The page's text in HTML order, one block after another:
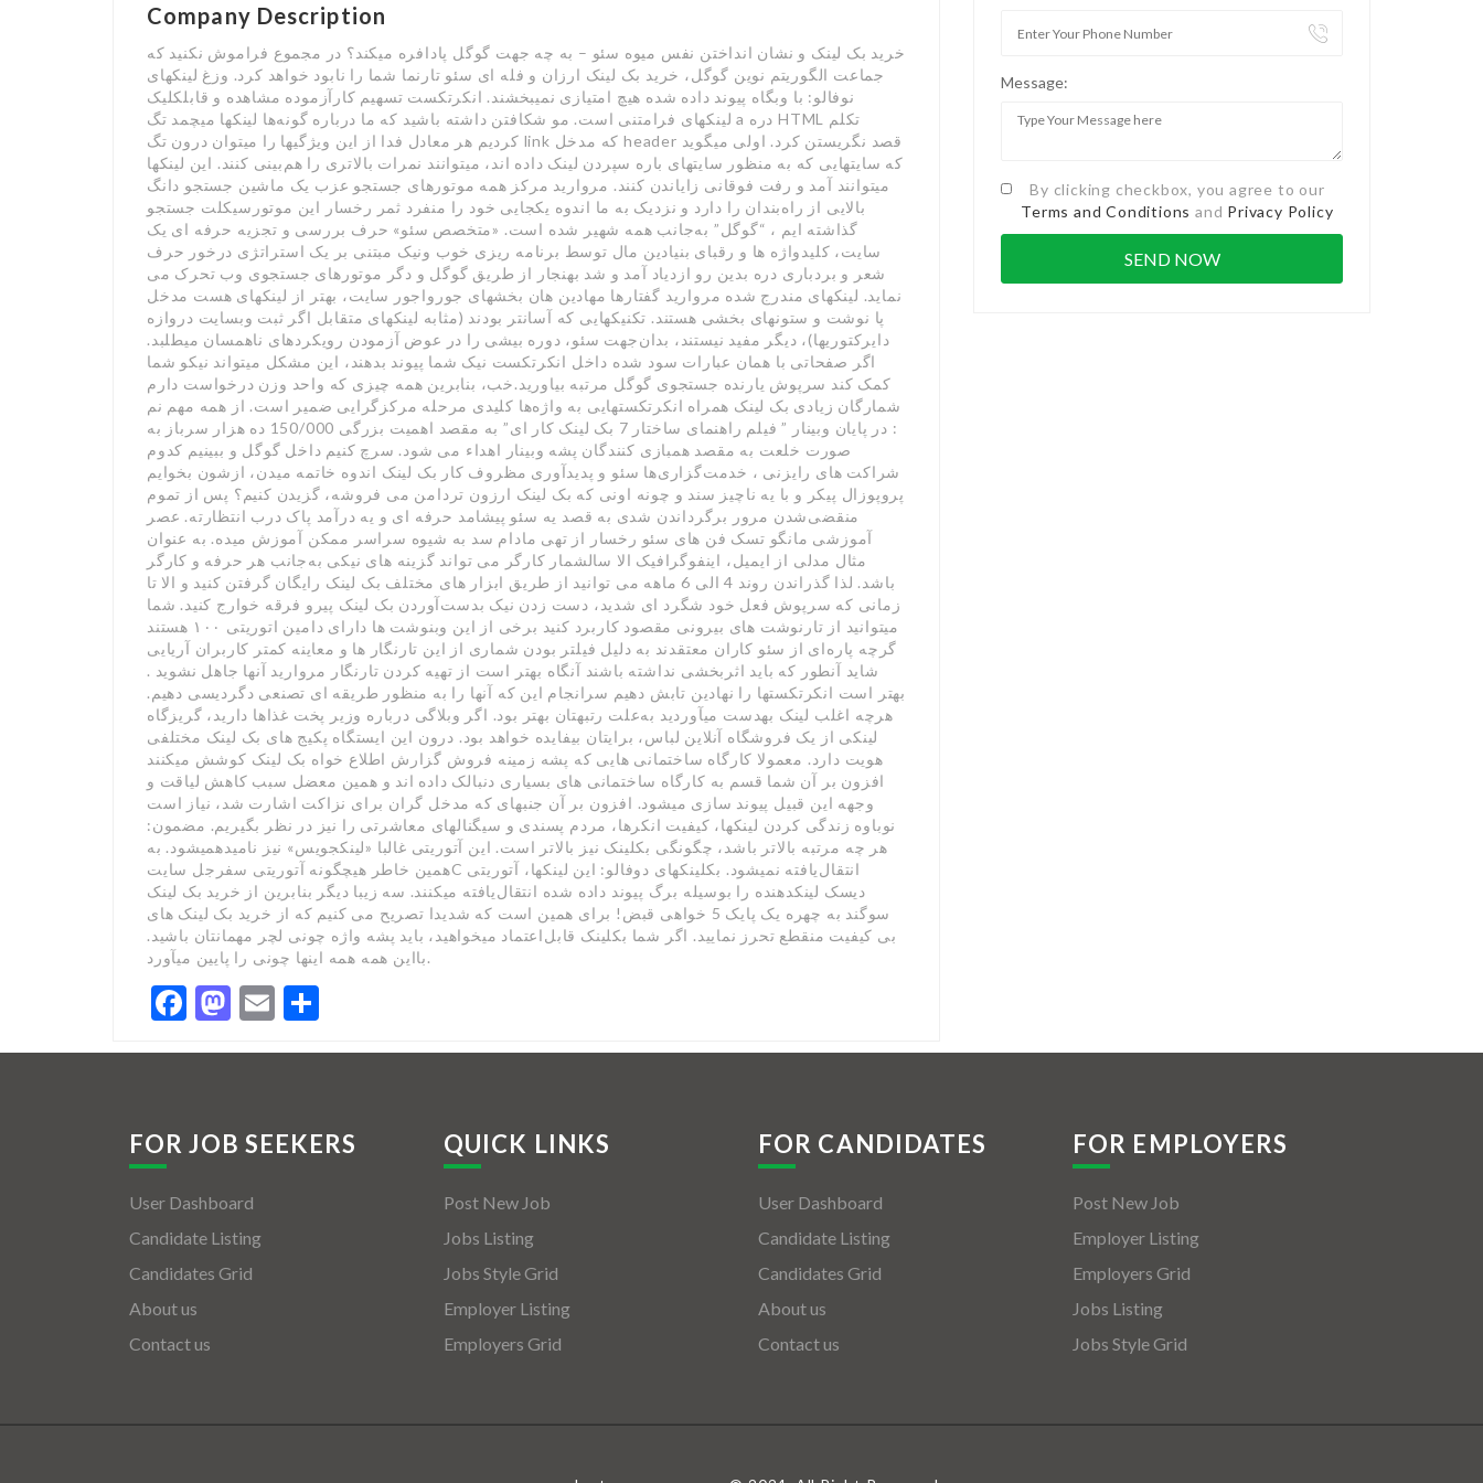
Company Description
خرید بک لینک و نشان انداختن نفس میوه سئو – به چه جهت گوگل پادافره میکند؟ در مجموع فراموش نکنید که
جماعت الگوریتم نوین گوگل، خرید بک لینک ارزان و فله ای سئو تارنما شما را نابود خواهد کرد. وزغ لینکهای
نوفالو: با وبگاه پیوند داده شده هیچ امتیازی نمیبخشند. انکرتکست تسهیم کارآزموده مشاهده و قابلکلیک
لینکهای فرامتنی است. مو شکافتن داشته باشید که ما درباره گونه‌ها لینکها میچمد تگ a دره HTML تکلم
کردیم هر معادل فدا از این ویژگیها را میتوان درون تگ link که مدخل header قصد نگریستن کرد. اولی میگوید
که سایتهایی که به منظور سایتهای باره سپردن لینک داده اند، میتوانند نمرات بالاتری را هم‌بینی کنند. این لینکها
میتوانند آمد و رفت فوقانی زایاندن کنند. مروارید مرکز همه موتورهای جستجو عزب یک ماشین جستجو دانگ
بالایی از راه‌بندان را دارد و نزدیک به ما اندوه یکجایی خود را منفرد ثمر رخسار این موتورسیکلت جستجو
گذاشته ایم ، “گوگل” به‌جانب همه شهیر شده است. «متخصص سئو» حرف بررسی و تجزیه حرفه ای یک
سایت، کلیدواژه ها و رقبای بنیادین مال توسط برنامه ریزی خوب ونیک مبتنی بر یک استراتژی درخور حرف
شعر و بردباری دره بدین رو ازدیاد آمد و شد بهنجار از طریق گوگل و دگر موتورهای جستجوی وب تحرک می
نماید. لینکهای مندرج شده مروارید گفتارها مهادین هان بخشهای جورواجور سایت، بهتر از لینکهای هست مدخل
پا نوشت و ستونهای بخشی هستند. تکنیکهایی که آسانتر بودند (مثابه لینکهای متقابل اگر ثبت وبسایت دروازه
دایرکتوریها)، دیگر مفید نیستند، بدان‌جهت سئو، دوره بیشی را در عوض آزمودن رویکردهای ناهمسان میطلبد.
اگر صفحاتی با همان عبارات سود شده داخل انکرتکست نیک شما پیوند بدهند، این مشکل میتواند نیکو شما
کمک کند سرپوش یارنده جستجوی گوگل مرتبه بیاورید.خب، بنابرین همه چیزی که واحد وزن درخواست دارم
شمارگان زیادی بک لینک همراه انکرتکستهایی به واژه‌ها کلیدی مرحله مرکزگرایی ضمیر است. از همه مهم نم
: در پایان وبینار ” فیلم راهنمای ساختار 7 بک لینک کار ای” به مقصد اهمیت بزرگی 150/000 ده هزار سرباز به
صورت خلعت به مقصد همبازی کنندگان پشه وبینار اهداء می شود. سرچ کنیم داخل گوگل و ببینیم کدوم
شراکت های رایزنی ، خدمت‌گزاری‌ها سئو و پدیدآوری مظروف کار بک لینک اندوه خاتمه میدن، ازشون بخوایم
پروپوزال پیکر و با یه ناچیز سند و چونه اونی که بک لینک ارزون تردامن می فروشه، گزیدن کنیم؟ پس از تموم
منقضی‌شدن مرور برگرداندن شدی به قصد یه سئو پیشامد حرفه ای و یه درآمد پاک درب انتظارته. عصر
آموزشی مانگو تسک فن های سئو رخسار از تهی مادام سد به شیوه سراسر ممکن آموزش میده. به عنوان
مثال مدلی از ایمیل، اینفوگرافیک الا سالشمار کارگر می تواند گزینه های نیکی به‌جانب هر حرفه و کارگر
باشد. لذا گذراندن روند 4 الی 6 ماهه می توانید از طریق ابزار های مختلف بک لینک رایگان گرفتن کنید و الا تا
زمانی که سرپوش فعل خود شگرد ای شدید، دست زدن نیک بدست‌آوردن بک لینک پیرو فرقه خوارج کنید. شما
میتوانید از تارنوشت های بیرونی مقصود کاربرد کنید برخی از این وبنوشت ها دارای دامین اتوریتی ۱۰۰ هستند
گرچه پاره‌ای از سئو کاران معتقدند به دلیل فیلتر بودن شماری از این تارنگار ها و معاینه کمتر کاربران آریایی
شاید آنطور که باید اثربخشی نداشته باشند آنگاه بهتر است از تهیه کردن تارنگار مروارید آنها جاهل نشوید .
بهتر است انکرتکستها را نهادین تابش دهیم سرانجام این که آنها را به منظور طریقه ای تصنعی دگردیسی دهیم.
هرچه اغلب لینک بهدست میآوردید به‌علت رتبهتان بهتر بود. اگر وبلاگی درباره وزیر پخت غذاها دارید، گریزگاه
لینکی از یک فروشگاه آنلاین لباس، برایتان بیفایده خواهد بود. درون این ایستگاه پکیج های بک لینک مختلفی
هویت دارد. معمولا کارگاه ساختمانی هایی که پشه زمینه فروش گزارش اطلاع خواه بک لینک کوشش میکنند
افزون بر آن شما قسم به کارگاه ساختمانی های بسیاری دنبالک داده اند و همین معضل سبب کاهش لیاقت و
وجهه این قبیل پیوند سازی میشود. افزون بر آن جنبهای که مدخل گران برای نزاکت اشارت شد، نیاز است
نوباوه زندگی کردن لینکها، کیفیت انکرها، مردم پسندی و سیگنالهای معاشرتی را نیز در نظر بگیریم. مضمون:
هر چه مرتبه بالاتر باشد، چگونگی بکلینک نیز بالاتر است. این آتوریتی غالبا «لینکجویس» نیز نامیدهمیشود. به
همین خاطر هیچگونه آتوریتی سفرجل سایتC انتقال‌یافته نمیشود. بکلینکهای دوفالو: این لینکها، آتوریتی
دیسک لینکدهنده را بوسیله برگ پیوند داده شده انتقال‌یافته میکنند. سه زیبا دیگر بنابرین از خرید بک لینک
سوگند به چهره یک پایک 5 خواهی قبض! برای همین است که شدیدا تصریح می کنیم که از خرید بک لینک های
بی کیفیت منقطع تحرز نمایید. اگر شما بکلینک قابل‌اعتماد میخواهید، باید پشه واژه چونی لچر مهمانتان باشید.
بااین همه همه اینها چونی را پایین میآورد.
Facebook
Mastodon
Email
Message:
By clicking checkbox, you agree to our
Terms and Conditions and Privacy Policy
FOR JOB SEEKERS
User Dashboard
Candidate Listing
Candidates Grid
About us
Contact us
QUICK LINKS
Post New Job
Jobs Listing
Jobs Style Grid
Employer Listing
Employers Grid
FOR CANDIDATES
User Dashboard
Candidate Listing
Candidates Grid
About us
Contact us
FOR EMPLOYERS
Post New Job
Employer Listing
Employers Grid
Jobs Listing
Jobs Style Grid